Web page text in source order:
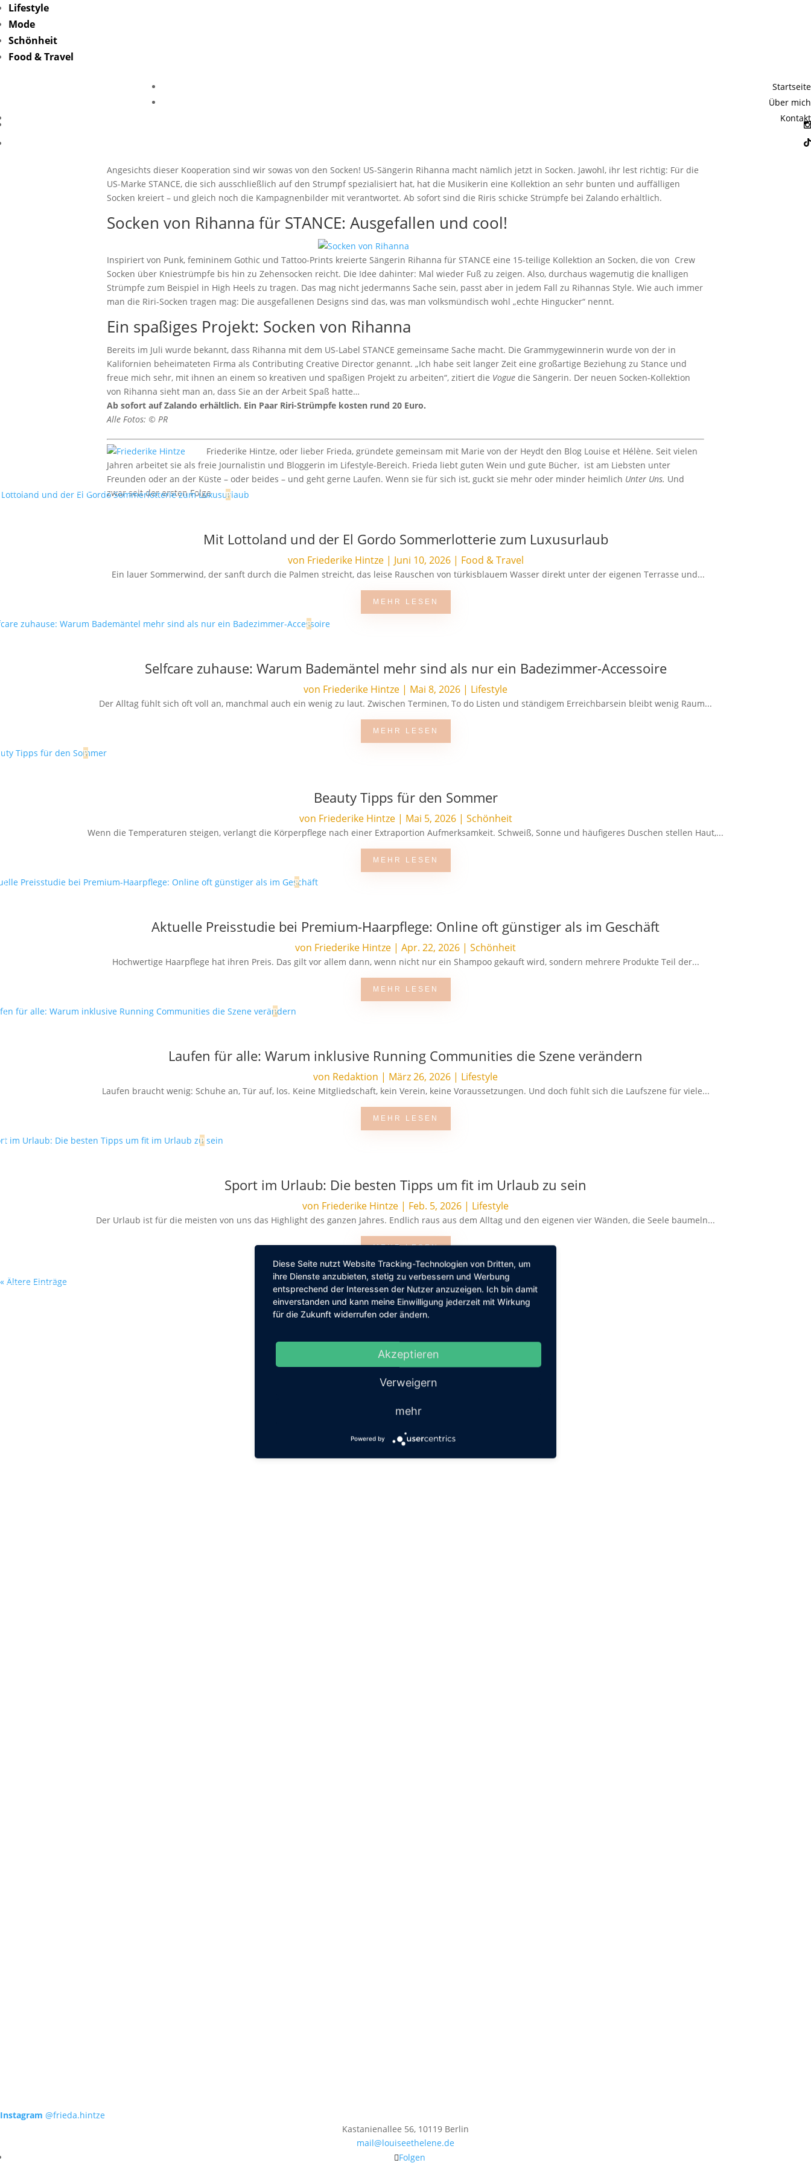
Lifestyle
Mode
Schönheit
Food & Travel
Startseite
Über mich
Kontakt
All eyes on! Rihanna x STANCE: Socken
Angesichts dieser Kooperation sind wir sowas von den Socken! US-Sängerin Rihanna macht nämlich jetzt in Socken. Jawohl, ihr lest richtig: Für die
US-Marke STANCE, die sich ausschließlich auf den Strumpf spezialisiert hat, hat die Musikerin eine Kollektion an sehr bunten und auffälligen
Socken kreiert – und gleich noch die Kampagnenbilder mit verantwortet. Ab sofort sind die Riris schicke Strümpfe bei Zalando erhältlich.
Socken von Rihanna für STANCE: Ausgefallen und cool!
Inspiriert von Punk, femininem Gothic und Tattoo-Prints kreierte Sängerin Rihanna für STANCE eine 15-teilige Kollektion an Socken, die von Crew
Socken über Kniestrümpfe bis hin zu Zehensocken reicht. Die Idee dahinter: Mal wieder Fuß zu zeigen. Also, durchaus wagemutig die knalligen
Strümpfe zum Beispiel in High Heels zu tragen. Das mag nicht jedermanns Sache sein, passt aber in jedem Fall zu Rihannas Style. Wie auch immer
man die Riri-Socken tragen mag: Die ausgefallenen Designs sind das, was man volksmündisch wohl „echte Hingucker“ nennt.
Ein spaßiges Projekt: Socken von Rihanna
Bereits im Juli wurde bekannt, dass Rihanna mit dem US-Label STANCE gemeinsame Sache macht. Die Grammygewinnerin wurde von der in
Kalifornien beheimateten Firma als Contributing Creative Director genannt. „Ich habe seit langer Zeit eine großartige Beziehung zu Stance und
freue mich sehr, mit ihnen an einem so kreativen und spaßigen Projekt zu arbeiten“, zitiert die Vogue die Sängerin. Der neuen Socken-Kollektion
von Rihanna sieht man an, dass Sie an der Arbeit Spaß hatte…
Ab sofort auf Zalando erhältlich. Ein Paar Riri-Strümpfe kosten rund 20 Euro.
Alle Fotos: © PR
Friederike Hintze, oder lieber Frieda, gründete gemeinsam mit Marie von der Heydt den Blog Louise et Hélène. Seit vielen
Jahren arbeitet sie als freie Journalistin und Bloggerin im Lifestyle-Bereich. Frieda liebt guten Wein und gute Bücher, ist am Liebsten unter
Freunden oder an der Küste – oder beides – und geht gerne Laufen. Wenn sie für sich ist, guckt sie mehr oder minder heimlich Unter Uns. Und
zwar seit der ersten Folge
Mit Lottoland und der El Gordo Sommerlotterie zum Luxusurlaub
von Friederike Hintze| Juni 10, 2026| Food & Travel
Ein lauer Sommerwind, der sanft durch die Palmen streicht, das leise Rauschen von türkisblauem Wasser direkt unter der eigenen Terrasse und...
MEHR LESEN
Selfcare zuhause: Warum Bademäntel mehr sind als nur ein Badezimmer-Accessoire
von Friederike Hintze | Mai 8, 2026 | Lifestyle
Der Alltag fühlt sich oft voll an, manchmal auch ein wenig zu laut. Zwischen Terminen, To do Listen und ständigem Erreichbarsein bleibt wenig Raum...
MEHR LESEN
Beauty Tipps für den Sommer
von Friederike Hintze| Mai 5, 2026| Schönheit
Wenn die Temperaturen steigen, verlangt die Körperpflege nach einer Extraportion Aufmerksamkeit. Schweiß, Sonne und häufigeres Duschen stellen Haut,...
MEHR LESEN
Aktuelle Preisstudie bei Premium-Haarpflege: Online oft günstiger als im Geschäft
von Friederike Hintze | Apr. 22, 2026 | Schönheit
Hochwertige Haarpflege hat ihren Preis. Das gilt vor allem dann, wenn nicht nur ein Shampoo gekauft wird, sondern mehrere Produkte Teil der...
MEHR LESEN
Laufen für alle: Warum inklusive Running Communities die Szene verändern
von Redaktion | März 26, 2026 | Lifestyle
Laufen braucht wenig: Schuhe an, Tür auf, los. Keine Mitgliedschaft, kein Verein, keine Voraussetzungen. Und doch fühlt sich die Laufszene für viele...
MEHR LESEN
Sport im Urlaub: Die besten Tipps um fit im Urlaub zu sein
von Friederike Hintze | Feb. 5, 2026 | Lifestyle
Der Urlaub ist für die meisten von uns das Highlight des ganzen Jahres. Endlich raus aus dem Alltag und den eigenen vier Wänden, die Seele baumeln...
MEHR LESEN
« Ältere Einträge
Instagram @frieda.hintze
Kastanienallee 56, 10119 Berlin
mail@louiseethelene.de
Folgen
Diese Seite nutzt Website Tracking-Technologien von Dritten, um
ihre Dienste anzubieten, stetig zu verbessern und Werbung
entsprechend der Interessen der Nutzer anzuzeigen. Ich bin damit
einverstanden und kann meine Einwilligung jederzeit mit Wirkung
für die Zukunft widerrufen oder ändern.
Akzeptieren
Verweigern
mehr
Powered by